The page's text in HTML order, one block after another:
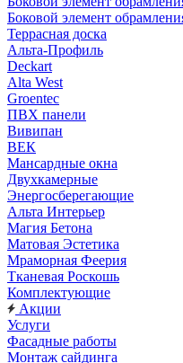
Боковой элемент
Террасная доска
Альта-Профиль
Deckart
Alta West
Groentec
ПВХ панели
Вивипан
ВЕК
Мансардные окна
Двухкамерные
Энергосберегающие
Альта Интерьер
Магия Бетона
Матовая Эстетика
Мраморная Феерия
Тканевая Роскошь
Комплектующие
Акции
Услуги
Фасадные работы
Монтаж сайдинга